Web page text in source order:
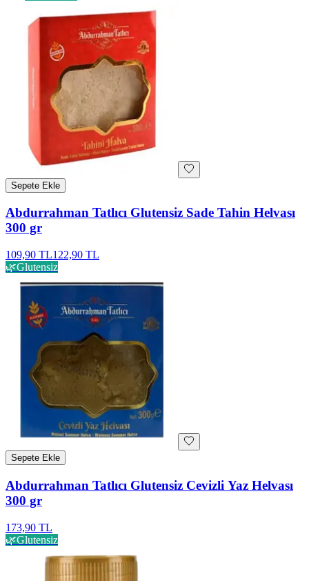
Sepete Ekle
Abdurrahman Tatlıcı Glutensiz Sade Tahin Helvası
300 gr
109,90 TL122,90 TL
🌿Glutensiz
Sepete Ekle
Abdurrahman Tatlıcı Glutensiz Cevizli Yaz Helvası
300 gr
173,90 TL
🌿Glutensiz